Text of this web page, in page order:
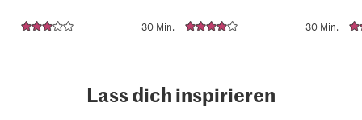
30 Min. 30 Min.
Lass dich inspirieren